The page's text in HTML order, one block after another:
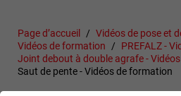
Page d’accueil
Vidéos de pose et
Vidéos de formation
PREFALZ -
Joint debout à double agrafe -
Saut de pente - Vidéos de formation